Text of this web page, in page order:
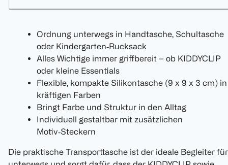
Ordnung unterwegs in Handtasche, Schultasche
oder Kindergarten‑Rucksack
Alles Wichtige immer griffbereit – ob KIDDYCLIP
oder kleine Essentials
Flexible, kompakte Silikontasche (9 x 9 x 3 cm) in
kräftigen Farben
Bringt Farbe und Struktur in den Alltag
Individuell gestaltbar mit zusätzlichen
Motiv‑Steckern
Die praktische Transporttasche ist der ideale Begleiter für